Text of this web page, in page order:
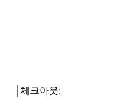
체크아웃: